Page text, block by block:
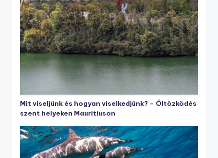
Mit viseljünk és hogyan viselkedjünk? – Öltözködés
szent helyeken Mauritiuson